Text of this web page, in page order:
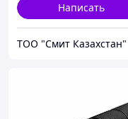
Написать
ТОО "Смит Казахстан"